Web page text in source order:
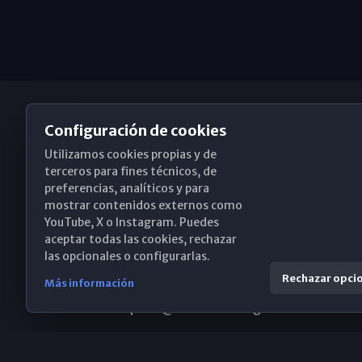
Obispado de Málaga
Santa María, 18-20. 29015 Málaga
(+34) 952 224 386
Configuración de cookies
Utilizamos cookies propias y de
terceros para fines técnicos, de
preferencias, analíticos y para
mostrar contenidos externos como
YouTube, X o Instagram. Puedes
aceptar todas las cookies, rechazar
las opcionales o configurarlas.
Más información Rechazar